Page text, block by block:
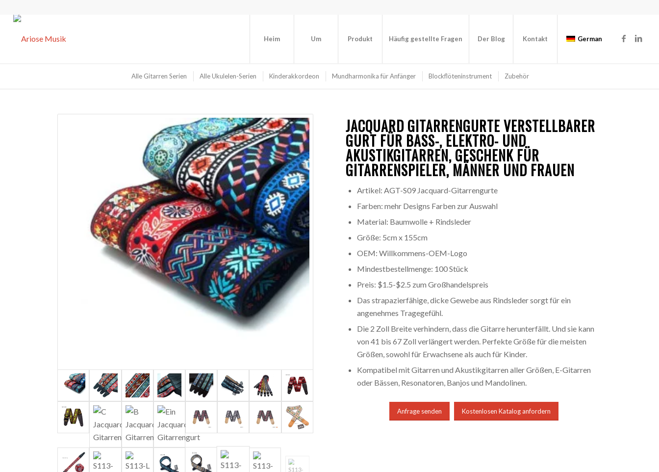
Heim Um Produkt Häufig gestellte Fragen Der Blog Kontakt German
Alle Gitarren Serien Alle Ukulelen-Serien Kinderakkordeon Mundharmonika für Anfänger Blockflöteninstrument Zubehör
JACQUARDGITARRENGURTEVERSTELLBARER
GURT FÜR BASS-, ELEKTRO- UND
AKUSTIKGITARREN, GESCHENK FÜR
GITARRENSPIELER, MÄNNER UND FRAUEN
Artikel: AGT-S09 Jacquard-Gitarrengurte
Farben: mehr Designs Farben zur Auswahl
Material: Baumwolle + Rindsleder
Größe: 5cm x 155cm
OEM: Willkommens-OEM-Logo
Mindestbestellmenge: 100 Stück
Preis: $1.5-$2.5 zum Großhandelspreis
Das strapazierfähige, dicke Gewebe aus Rindsleder sorgt für ein
angenehmes Tragegefühl.
Die 2 Zoll Breite verhindern, dass die Gitarre herunterfällt. Und sie kann
von 41 bis 67 Zoll verlängert werden. Perfekte Größe für die meisten
Größen, sowohl für Erwachsene als auch für Kinder.
Kompatibel mit Gitarren und Akustikgitarren aller Größen, E-Gitarren
oder Bässen, Resonatoren, Banjos und Mandolinen.
Anfrage senden Kostenlosen Katalog anfordern